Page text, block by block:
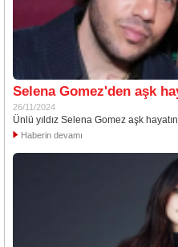
Selena Gomez'den aşk
26/11/2024
Ünlü yıldız Selena Gomez aşk
Haberin devamı